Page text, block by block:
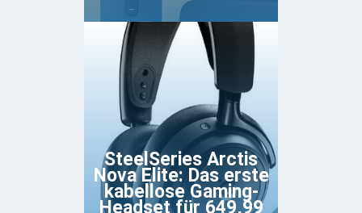
SteelSeries Arctis
Nova Elite: Das erste
kabellose Gaming-
Headset für 649,99